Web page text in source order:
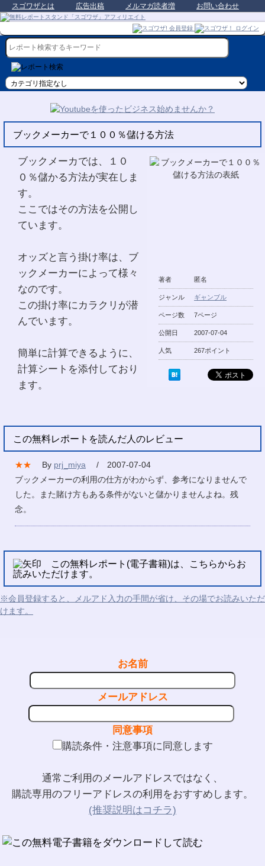
スゴワザとは 広告出稿 メルマガ読者増 お問い合わせ
ブックメーカーで１００％儲ける方法
著者 匿名
ジャンル ギャンブル
ページ数 7ページ
公開日 2007-07-04
人気 267ポイント
ブックメーカでは、１０
０％儲かる方法が実在しま
す。
ここではその方法を公開し
ています。
オッズと言う掛け率は、ブ
ックメーカーによって様々
なのです。
この掛け率にカラクリが潜
んでいます。
簡単に計算できるように、
計算シートを添付しており
ます。
この無料レポートを読んだ人のレビュー
★★ By prj_miya
/ 2007-07-04
ブックメーカーの利用の仕方がわからず、参考になりませんで
した。また賭け方もある条件がないと儲かりませんよね。残
念。
この無料レポート(電子書籍)は、こちらからお
読みいただけます。
※会員登録すると、メルアド入力の手間が省け、その場でお読みいただ
けます。
お名前
メールアドレス
同意事項
購読条件・注意事項に同意します
通常ご利用のメールアドレスではなく、
購読専用のフリーアドレスの利用をおすすめします。
(推奨説明はコチラ)